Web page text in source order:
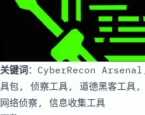
关键词：CyberRecon
具包, 侦察工具, 道德黑客工具,
网络侦察, 信息收集工具